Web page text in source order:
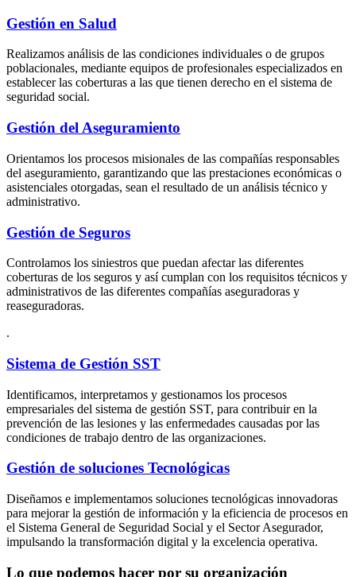
Gestión en Salud
Realizamos análisis de las condiciones individuales o de grupos
poblacionales, mediante equipos de profesionales especializados en
establecer las coberturas a las que tienen derecho en el sistema de
seguridad social.
Gestión del Aseguramiento
Orientamos los procesos misionales de las compañías responsables
del aseguramiento, garantizando que las prestaciones económicas o
asistenciales otorgadas, sean el resultado de un análisis técnico y
administrativo.
Gestión de Seguros
Controlamos los siniestros que puedan afectar las diferentes
coberturas de los seguros y así cumplan con los requisitos técnicos y
administrativos de las diferentes compañías aseguradoras y
reaseguradoras.
.
Sistema de Gestión SST
Identificamos, interpretamos y gestionamos los procesos
empresariales del sistema de gestión SST, para contribuir en la
prevención de las lesiones y las enfermedades causadas por las
condiciones de trabajo dentro de las organizaciones.
Gestión de soluciones Tecnológicas
Diseñamos e implementamos soluciones tecnológicas innovadoras
para mejorar la gestión de información y la eficiencia de procesos en
el Sistema General de Seguridad Social y el Sector Asegurador,
impulsando la transformación digital y la excelencia operativa.
Lo que podemos hacer por su organización